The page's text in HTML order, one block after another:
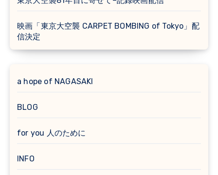
映画「東京大空襲 CARPET BOMBING of Tokyo」配
信決定
a hope of NAGASAKI
BLOG
for you 人のために
INFO